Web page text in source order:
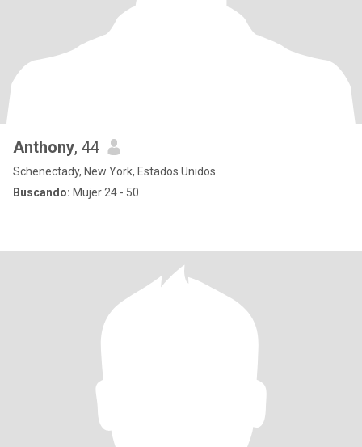
Anthony, 44
Schenectady, New York, Estados Unidos
Buscando: Mujer 24 - 50